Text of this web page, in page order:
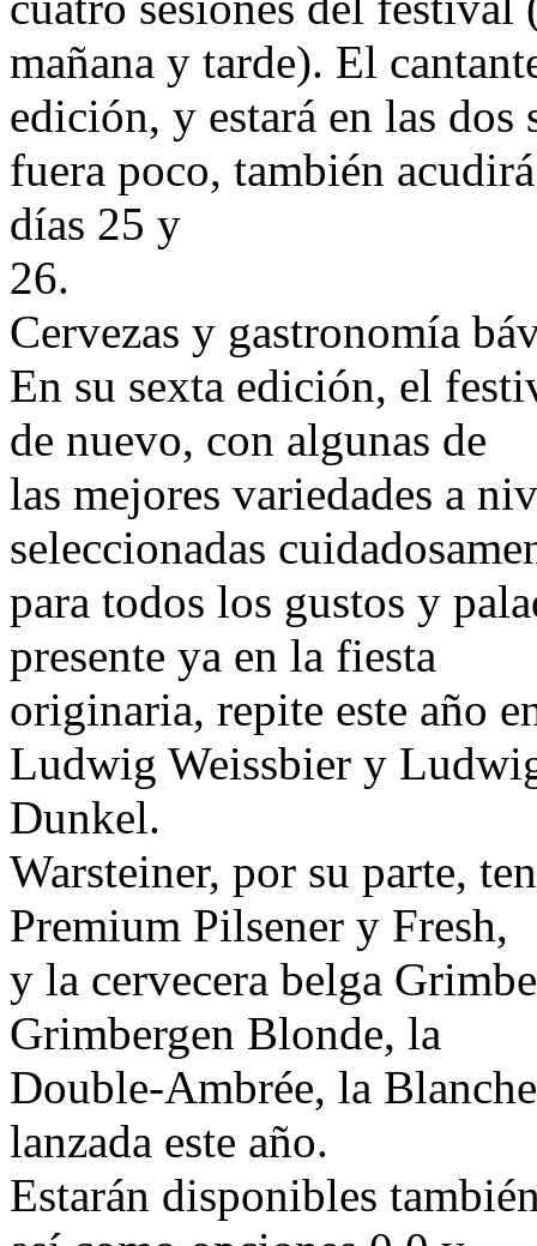
mañana y tarde). El
edición, y estará en las dos
fuera poco, también
días 25 y
26.
Cervezas y gastronomía
En su sexta edición, el
de nuevo, con algunas de
las mejores variedades a
seleccionadas
para todos los gustos y
presente ya en la fiesta
originaria, repite este año
Ludwig Weissbier y
Dunkel.
Warsteiner, por su parte,
Premium Pilsener y Fresh,
y la cervecera belga
Grimbergen Blonde, la
Double-Ambrée, la
lanzada este año.
Estarán disponibles